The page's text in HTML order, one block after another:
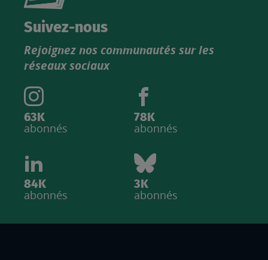
catalogue
Suivez-nous
Rejoignez nos communautés sur les
réseaux sociaux
63K
abonnés
78K
abonnés
84K
abonnés
3K
abonnés